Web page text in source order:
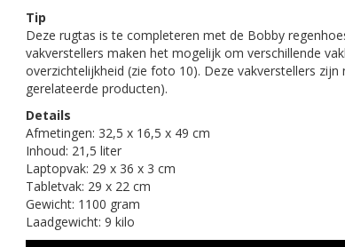
Tip
Deze rugtas is te completeren met de Bobby
vakverstellers maken het mogelijk om verschillende
overzichtelijkheid (zie foto 10). Deze vakverstellers
gerelateerde producten).
Details
Afmetingen: 32,5 x 16,5 x 49 cm
Inhoud: 21,5 liter
Laptopvak: 29 x 36 x 3 cm
Tabletvak: 29 x 22 cm
Gewicht: 1100 gram
Laadgewicht: 9 kilo